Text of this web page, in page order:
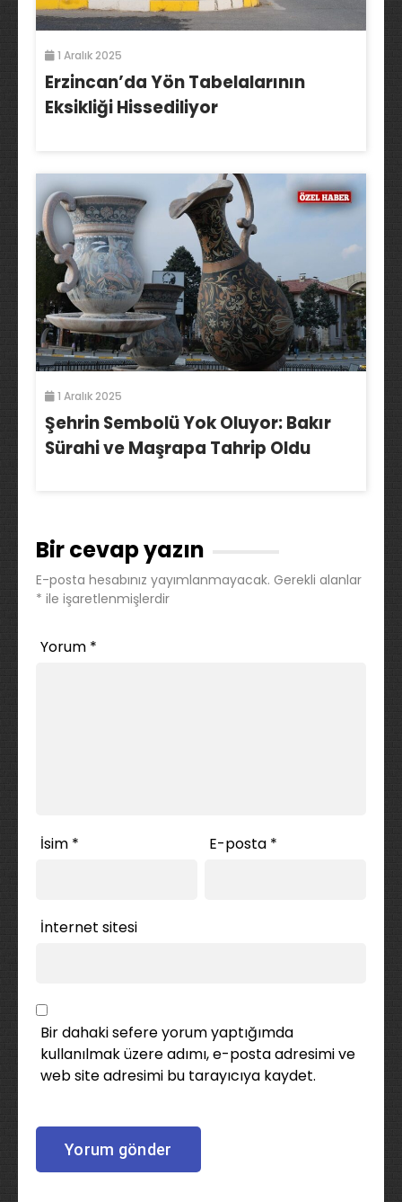
1 Aralık 2025
Erzincan’da Yön Tabelalarının
Eksikliği Hissediliyor
1 Aralık 2025
Şehrin Sembolü Yok Oluyor: Bakır
Sürahi ve Maşrapa Tahrip Oldu
Bir cevap yazın
E-posta hesabınız yayımlanmayacak. Gerekli alanlar
* ile işaretlenmişlerdir
Yorum *
İsim * E-posta *
İnternet sitesi
Bir dahaki sefere yorum yaptığımda
kullanılmak üzere adımı, e-posta adresimi ve
web site adresimi bu tarayıcıya kaydet.